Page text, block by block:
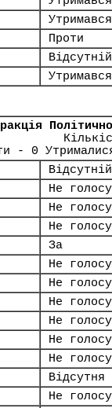
Утримався
Проти
Відсутній
Утримався
- 0
Відсутній
Не
Не
Не
За
Не
Не
Не
Не
Не
Не
Відсутня
Не